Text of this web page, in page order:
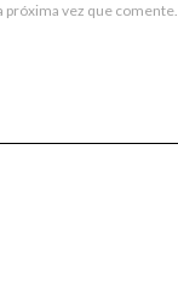
próxima vez que comente.